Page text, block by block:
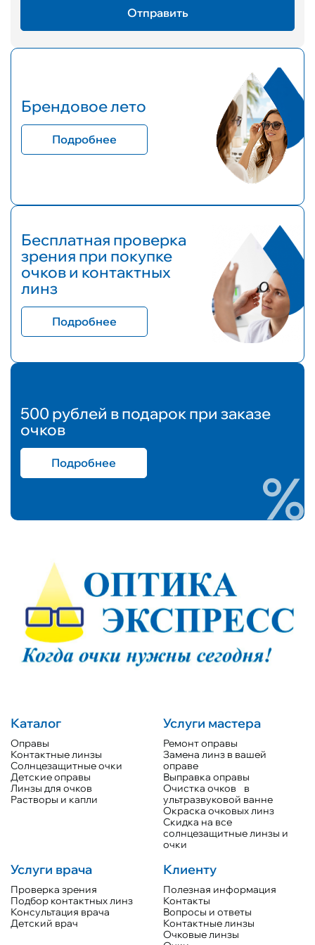
Брендовое лето
Подробнее
Бесплатная проверка
зрения при покупке
очков и контактных
линз
Подробнее
500 рублей в подарок при заказе
очков
Подробнее
Каталог
Оправы
Контактные линзы
Солнцезащитные очки
Детские оправы
Линзы для очков
Растворы и капли
Услуги мастера
Ремонт оправы
Замена линз в вашей
оправе
Выправка оправы
Очистка очков в
ультразвуковой ванне
Окраска очковых линз
Скидка на все
солнцезащитные линзы и
очки
Услуги врача
Проверка зрения
Подбор контактных линз
Консультация врача
Детский врач
Клиенту
Полезная информация
Контакты
Вопросы и ответы
Контактные линзы
Очковые линзы